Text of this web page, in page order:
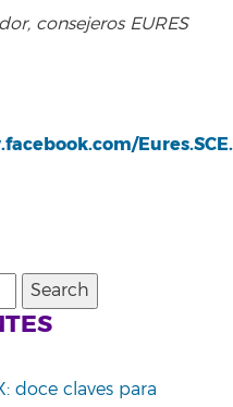
consejeros EURES
doce claves para